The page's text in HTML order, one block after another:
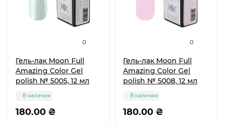
0
Гель-лак Moon Full
Amazing Color Gel
polish № 5005, 12 мл
180.00 ₴
В наличии
0
Гель-лак Moon Full
Amazing Color Gel
polish № 5008, 12 мл
180.00 ₴
В наличии